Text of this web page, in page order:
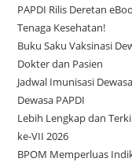
PAPDI Rilis Deretan
Tenaga Kesehatan!
Buku Saku Vaksinasi
Dokter dan Pasien
Jadwal Imunisasi
Dewasa PAPDI
Lebih Lengkap dan
ke-VII 2026
BPOM Memperluas